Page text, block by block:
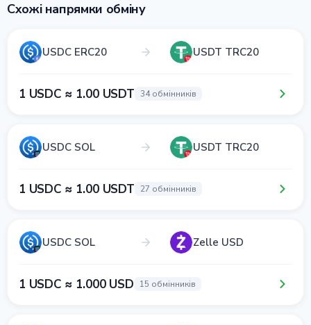
Схожі напрямки обміну
USDC ERC20 USDT TRC20
1 USDC ≈ 1.00 USDT 34 обмінників
USDC SOL USDT TRC20
1 USDC ≈ 1.00 USDT 27 обмінників
USDC SOL Zelle USD
1 USDC ≈ 1.000 USD 15 обмінників